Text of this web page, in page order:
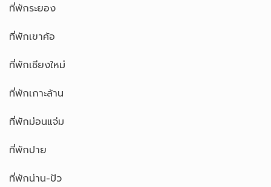
ที่พักระยอง
ที่พักเขาค้อ
ที่พักเชียงใหม่
ที่พักเกาะล้าน
ที่พักม่อนแจ่ม
ที่พักปาย
ที่พักน่าน-ปัว